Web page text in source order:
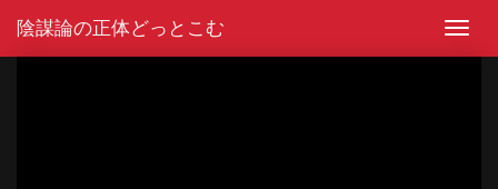
陰謀論の正体どっとこむ